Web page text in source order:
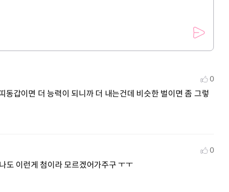
0
동갑이면 더 능력이 되니까 더 내는건데 비슷한 벌이면 좀 그렇
0
도 이런게 첨이라 모르겠어가주구 ㅜㅜ